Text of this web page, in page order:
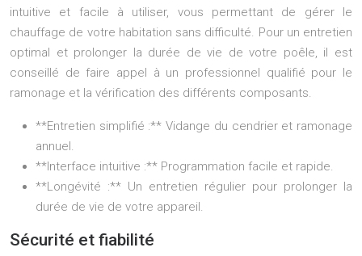
intuitive et facile à utiliser, vous permettant de gérer le
chauffage de votre habitation sans difficulté. Pour un entretien
optimal et prolonger la durée de vie de votre poêle, il est
conseillé de faire appel à un professionnel qualifié pour le
ramonage et la vérification des différents composants.
**Entretien simplifié :** Vidange du cendrier et ramonage
annuel.
**Interface intuitive :** Programmation facile et rapide.
**Longévité :** Un entretien régulier pour prolonger la
durée de vie de votre appareil.
Sécurité et fiabilité